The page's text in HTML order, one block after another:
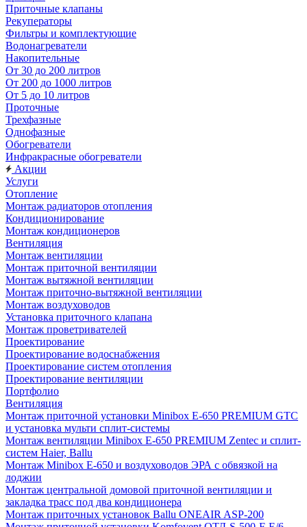
Приточные клапаны
Рекуператоры
Фильтры и комплектующие
Водонагреватели
Накопительные
От 30 до 200 литров
От 200 до 1000 литров
От 5 до 10 литров
Проточные
Трехфазные
Однофазные
Обогреватели
Инфракрасные обогреватели
Акции
Услуги
Отопление
Монтаж радиаторов отопления
Кондиционирование
Монтаж кондиционеров
Вентиляция
Монтаж вентиляции
Монтаж приточной вентиляции
Монтаж вытяжной вентиляции
Монтаж приточно-вытяжной вентиляции
Монтаж воздуховодов
Установка приточного клапана
Монтаж проветривателей
Проектирование
Проектирование водоснабжения
Проектирование систем отопления
Проектирование вентиляции
Портфолио
Вентиляция
Монтаж приточной установки Minibox E-650 PREMIUM GTC
и установка мульти сплит-системы
Монтаж вентиляции Minibox E-650 PREMIUM Zentec и сплит-
систем Haier, Ballu
Монтаж Minibox E-650 и воздуховодов ЭРА с обвязкой на
лоджии
Монтаж центральной домовой приточной вентиляции и
закладка трасс под два кондиционера
Монтаж приточных установок Ballu ONEAIR ASP-200